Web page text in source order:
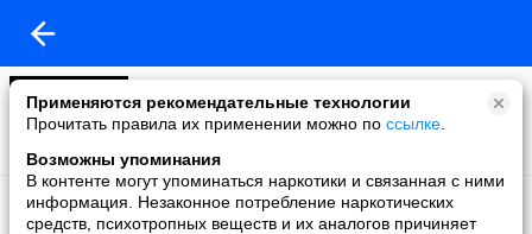
Применяются рекомендательные технологии
Прочитать правила их применении можно по ссылке
Возможны упоминания
В контенте могут упоминаться наркотики и связанная с ними
информация. Незаконное потребление наркотических
средств, психотропных веществ и их аналогов причиняет
46 видео
Личное
0 видео